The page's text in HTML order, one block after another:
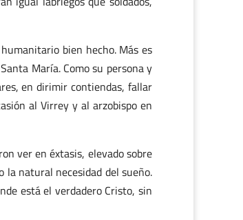
bien hecho. Más es
María. Como su persona y
en dirimir contiendas, fallar
al Virrey y al arzobispo en
ver en éxtasis, elevado sobre
la natural necesidad del sueño.
está el verdadero Cristo, sin